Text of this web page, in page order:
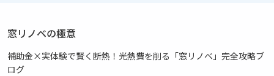
窓リノベの極意
補助金×実体験で賢く断熱！光熱費を削る「窓リノベ」完全攻略ブ
ログ